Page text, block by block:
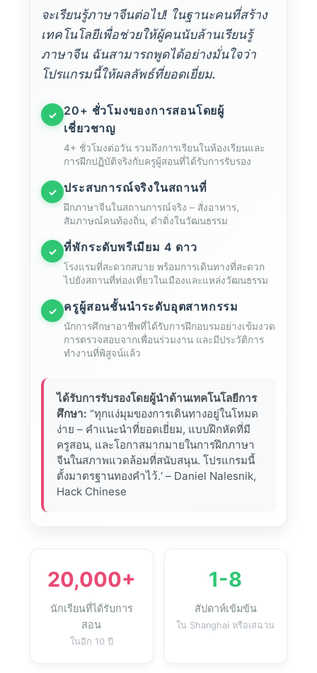
จะเรียนรู้ภาษาจีนต่อไป! ในฐานะคนที่สร้าง
เทคโนโลยีเพื่อช่วยให้ผู้คนนับล้านเรียนรู้
ภาษาจีน ฉันสามารถพูดได้อย่างมั่นใจว่า
โปรแกรมนี้ให้ผลลัพธ์ที่ยอดเยี่ยม.
✓
20+ ชั่วโมงของการสอนโดยผู้
เชี่ยวชาญ
4+ ชั่วโมงต่อวัน รวมถึงการเรียนในห้องเรียนและ
การฝึกปฏิบัติจริงกับครูผู้สอนที่ได้รับการรับรอง
✓ ประสบการณ์จริงในสถานที่
ฝึกภาษาจีนในสถานการณ์จริง – สั่งอาหาร,
สัมภาษณ์คนท้องถิ่น, ดำดิ่งในวัฒนธรรม
✓ ที่พักระดับพรีเมียม 4 ดาว
โรงแรมที่สะดวกสบาย พร้อมการเดินทางที่สะดวก
ไปยังสถานที่ท่องเที่ยวในเมืองและแหล่งวัฒนธรรม
✓ ครูผู้สอนชั้นนำระดับอุตสาหกรรม
นักการศึกษาอาชีพที่ได้รับการฝึกอบรมอย่างเข้มงวด
การตรวจสอบจากเพื่อนร่วมงาน และมีประวัติการ
ทำงานที่พิสูจน์แล้ว
ได้รับการรับรองโดยผู้นำด้านเทคโนโลยีการ
ศึกษา: “ทุกแง่มุมของการเดินทางอยู่ในโหมด
ง่าย – คำแนะนำที่ยอดเยี่ยม, แบบฝึกหัดที่มี
ครูสอน, และโอกาสมากมายในการฝึกภาษา
จีนในสภาพแวดล้อมที่สนับสนุน. โปรแกรมนี้
ตั้งมาตรฐานทองคำไว้.‘ – Daniel Nalesnik,
Hack Chinese
20,000+
นักเรียนที่ได้รับการ
สอน
ในอีก 10 ปี
1-8
สัปดาห์เข้มข้น
ใน Shanghai หรือเสฉวน